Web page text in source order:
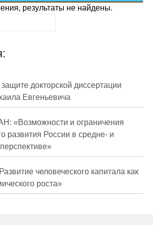
коррупции
прогнозирования
результаты не найдены.
докторской диссертации
Евгеньевича
«Возможности и ограничения
развития России в средне- и
человеческого капитала как
роста»